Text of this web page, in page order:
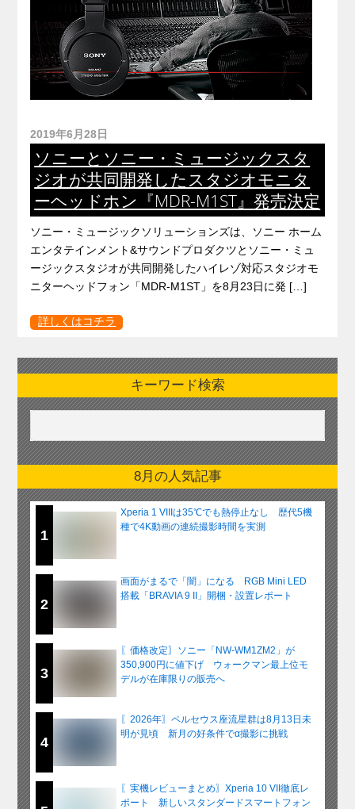
2019年6月28日
ソニーとソニー・ミュージックスタ
ジオが共同開発したスタジオモニタ
ーヘッドホン『MDR-M1ST』発売決定
ソニー・ミュージックソリューションズは、ソニー ホーム
エンタテインメント&サウンドプロダクツとソニー・ミュ
ージックスタジオが共同開発したハイレゾ対応スタジオモ
ニターヘッドフォン「MDR-M1ST」を8月23日に発 […]
詳しくはコチラ
キーワード検索
8月の人気記事
1
Xperia 1 VIIIは35℃でも熱停止なし 歴代5機
種で4K動画の連続撮影時間を実測
2
画面がまるで「闇」になる RGB Mini LED
搭載「BRAVIA 9 II」開梱・設置レポート
3
〖価格改定〗ソニー「NW-WM1ZM2」が
350,900円に値下げ ウォークマン最上位モ
デルが在庫限りの販売へ
4
〖2026年〗ペルセウス座流星群は8月13日未
明が見頃 新月の好条件でα撮影に挑戦
〖実機レビューまとめ〗Xperia 10 VII徹底レ
ポート 新しいスタンダードスマートフォン